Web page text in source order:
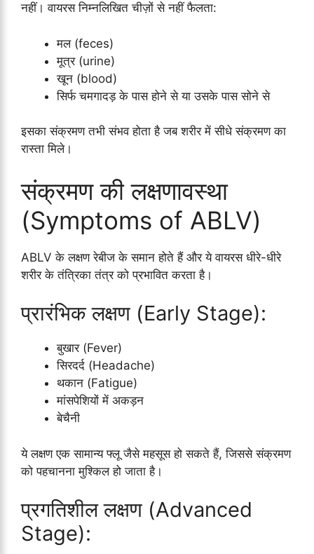
नहीं। वायरस निम्नलिखित चीज़ों से नहीं फैलता:
मल (feces)
मूत्र (urine)
खून (blood)
सिर्फ चमगादड़ के पास होने से या उसके पास सोने से
इसका संक्रमण तभी संभव होता है जब शरीर में सीधे संक्रमण का
रास्ता मिले।
संक्रमण की लक्षणावस्था
(Symptoms of ABLV)
ABLV के लक्षण रेबीज के समान होते हैं और ये वायरस धीरे-धीरे
शरीर के तंत्रिका तंत्र को प्रभावित करता है।
प्रारंभिक लक्षण (Early Stage):
बुखार (Fever)
सिरदर्द (Headache)
थकान (Fatigue)
मांसपेशियों में अकड़न
बेचैनी
ये लक्षण एक सामान्य फ्लू जैसे महसूस हो सकते हैं, जिससे संक्रमण
को पहचानना मुश्किल हो जाता है।
प्रगतिशील लक्षण (Advanced
Stage):